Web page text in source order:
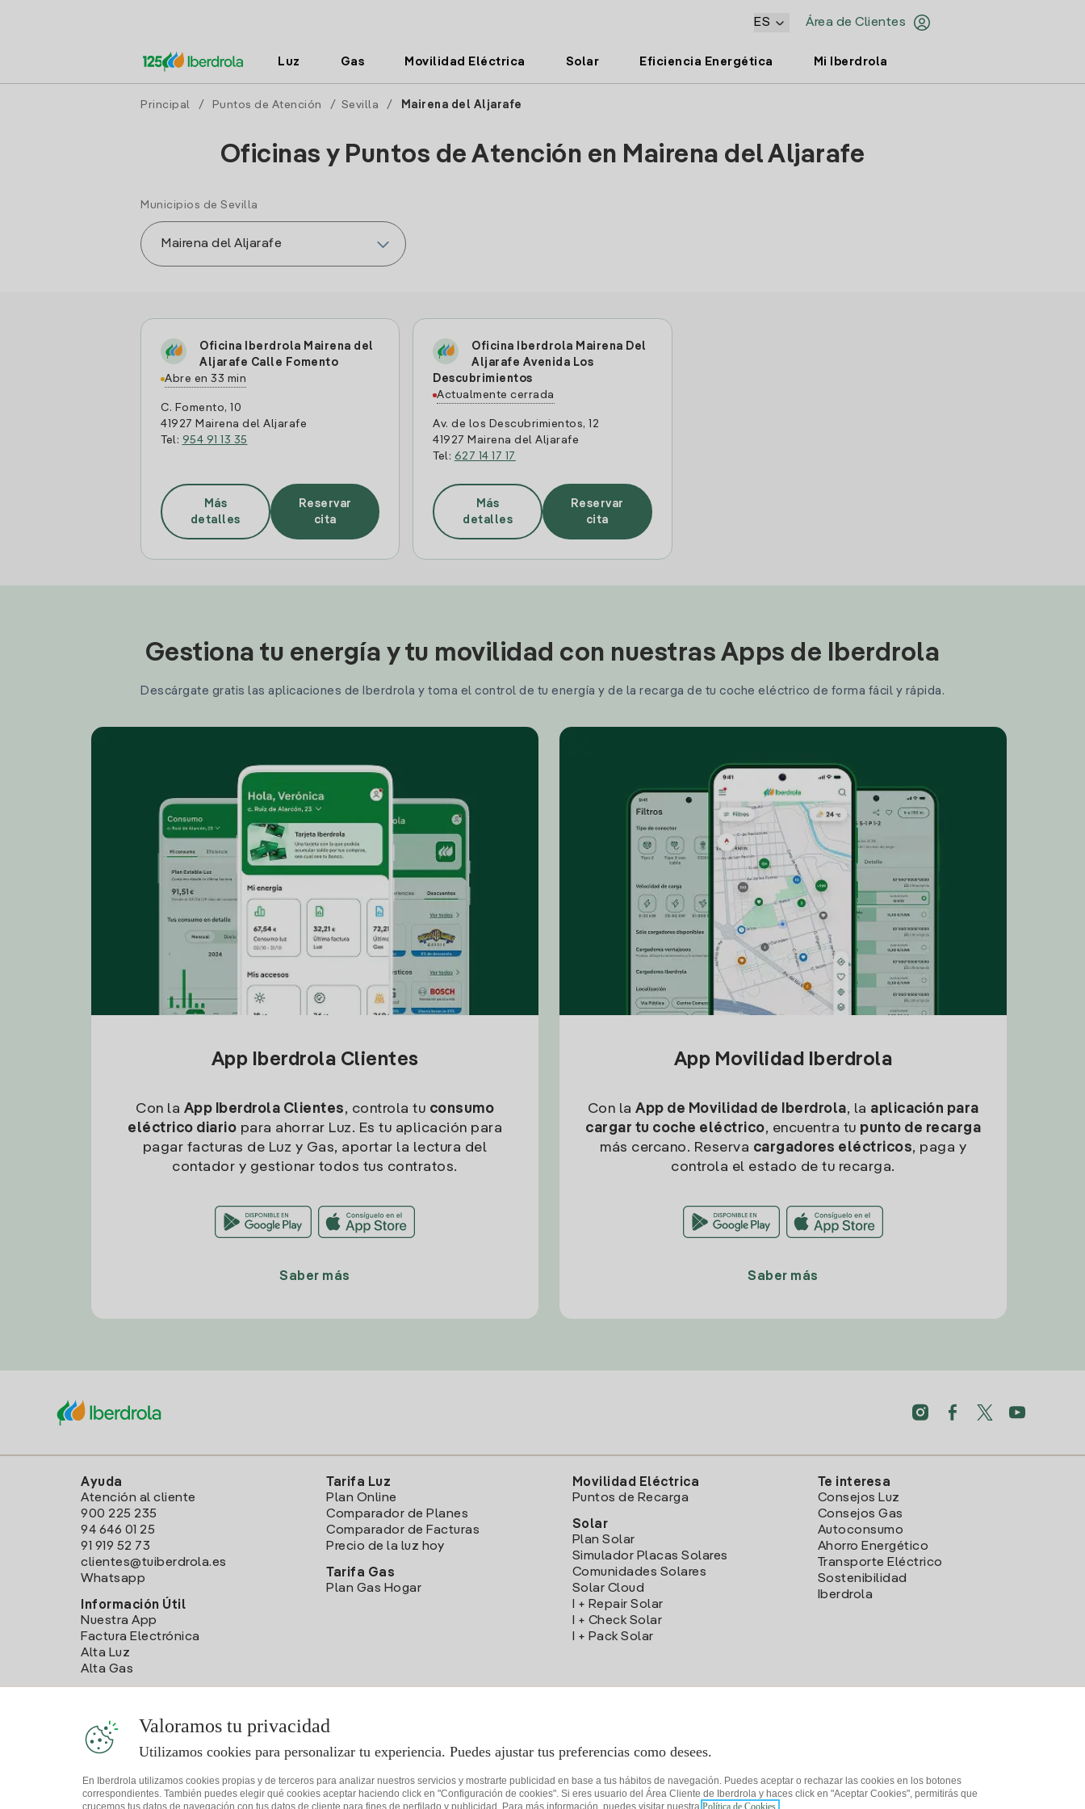
Área de Clientes
ES
Luz Gas Movilidad Eléctrica Solar Eficiencia Energética Mi Iberdrola
Principal / Puntos de Atención / Sevilla / Mairena del Aljarafe
Oficinas y Puntos de Atención en Mairena del Aljarafe
Municipios de Sevilla
Oficina Iberdrola Mairena del
Aljarafe Calle Fomento
Abre en 33 min
C. Fomento, 10
41927 Mairena del Aljarafe
Tel: 954 91 13 35
Más
detalles
Reservar
cita
Oficina Iberdrola Mairena Del
Aljarafe Avenida Los
Descubrimientos
Actualmente cerrada
Av. de los Descubrimientos, 12
41927 Mairena del Aljarafe
Tel: 627 14 17 17
Más
detalles
Reservar
cita
Gestiona tu energía y tu movilidad con nuestras Apps de Iberdrola
Descárgate gratis las aplicaciones de Iberdrola y toma el control de tu energía y de la recarga de tu coche eléctrico de forma fácil y rápida.
App Iberdrola Clientes
Con la App Iberdrola Clientes, controla tu consumo
eléctrico diario para ahorrar Luz. Es tu aplicación para
pagar facturas de Luz y Gas, aportar la lectura del
contador y gestionar todos tus contratos.
Saber más
App Movilidad Iberdrola
Con la App de Movilidad de Iberdrola, la aplicación para
cargar tu coche eléctrico, encuentra tu punto de recarga
más cercano. Reserva cargadores eléctricos, paga y
controla el estado de tu recarga.
Saber más
Ayuda
Atención al cliente
900 225 235
94 646 01 25
91 919 52 73
clientes@tuiberdrola.es
Whatsapp
Información Útil
Nuestra App
Factura Electrónica
Alta Luz
Alta Gas
Tarifa Luz
Plan Online
Comparador de Planes
Comparador de Facturas
Precio de la luz hoy
Tarifa Gas
Plan Gas Hogar
Movilidad Eléctrica
Puntos de Recarga
Solar
Plan Solar
Simulador Placas Solares
Comunidades Solares
Solar Cloud
I + Repair Solar
I + Check Solar
I + Pack Solar
Te interesa
Consejos Luz
Consejos Gas
Autoconsumo
Ahorro Energético
Transporte Eléctrico
Sostenibilidad
Iberdrola
Valoramos tu privacidad
Utilizamos cookies para personalizar tu experiencia. Puedes ajustar tus preferencias como desees.
En Iberdrola utilizamos cookies propias y de terceros para analizar nuestros servicios y mostrarte publicidad en base a tus hábitos de navegación. Puedes aceptar o rechazar las cookies en los botones
correspondientes. También puedes elegir qué cookies aceptar haciendo click en "Configuración de cookies". Si eres usuario del Área Cliente de Iberdrola y haces click en "Aceptar Cookies", permitirás que
crucemos tus datos de navegación con tus datos de cliente para fines de perfilado y publicidad. Para más información, puedes visitar nuestra Política de Cookies.